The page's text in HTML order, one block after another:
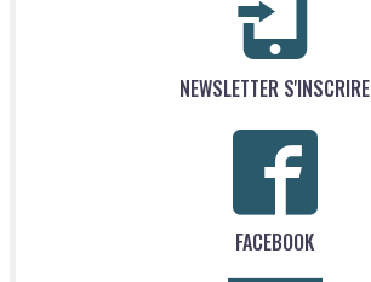
NEWSLETTER S'INSCRIRE
FACEBOOK